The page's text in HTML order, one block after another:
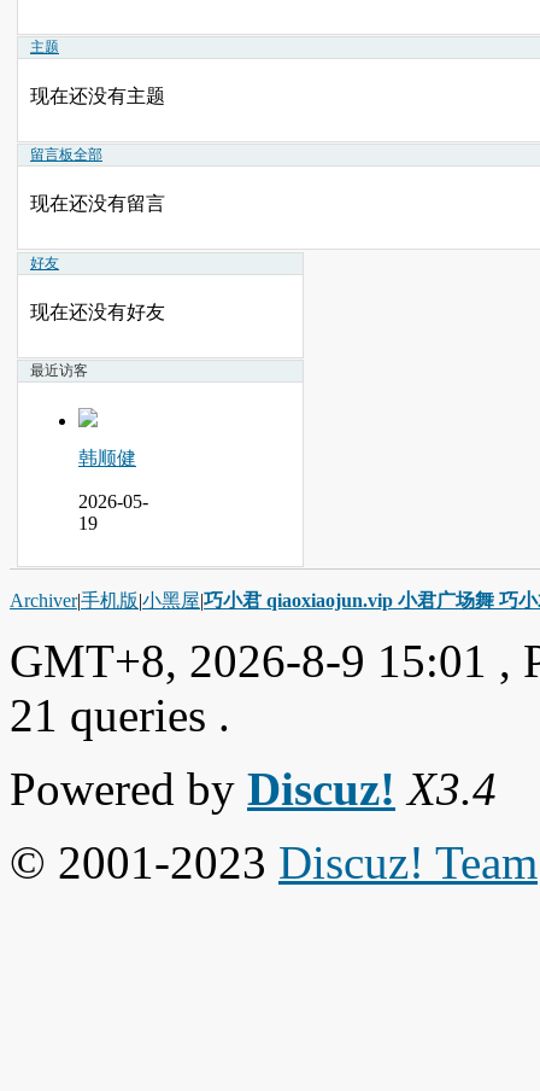
主题
现在还没有主题
留言板全部
现在还没有留言
好友
现在还没有好友
最近访客
韩顺健
2026-05-
19
Archiver|手机版|小黑屋|巧小君 qiaoxiaojun.vip 小君广场舞 巧
GMT+8, 2026-8-9 15:01 ,
21 queries .
Powered by Discuz! X3.4
© 2001-2023 Discuz! Team